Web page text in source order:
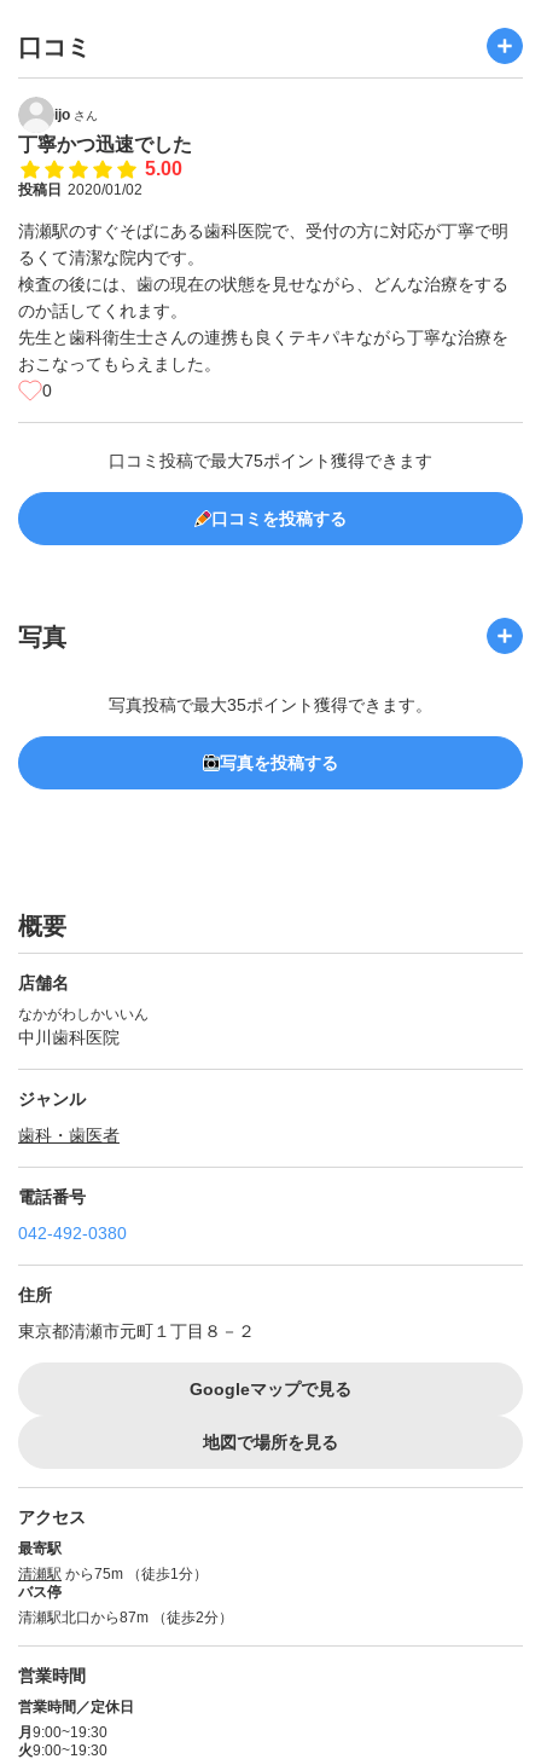
口コミ
ijo さん
丁寧かつ迅速でした
5.00
投稿日 2020/01/02
清瀬駅のすぐそばにある歯科医院で、受付の方に対応が丁寧で明
るくて清潔な院内です。
検査の後には、歯の現在の状態を見せながら、どんな治療をする
のか話してくれます。
先生と歯科衛生士さんの連携も良くテキパキながら丁寧な治療を
おこなってもらえました。
0
口コミ投稿で最大75ポイント獲得できます
口コミを投稿する
写真
写真投稿で最大35ポイント獲得できます。
写真を投稿する
概要
店舗名
なかがわしかいいん
中川歯科医院
ジャンル
歯科・歯医者
電話番号
042-492-0380
住所
東京都清瀬市元町１丁目８－２
Googleマップで見る
地図で場所を見る
アクセス
最寄駅
清瀬駅 から75m （徒歩1分）
バス停
清瀬駅北口から87m （徒歩2分）
営業時間
営業時間／定休日
月 9:00~19:30
火9:00~19:30